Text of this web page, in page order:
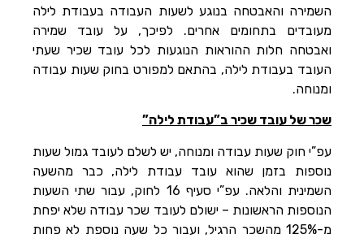
השמירה והאבטחה בנוגע לשעות העבודה בעבודת לילה
מעובדים בתחומים אחרים. לפיכך, על עובד שמירה
ואבטחה חלות ההוראות הנוגעות לכל עובד שכיר שעתי
העובד בעבודת לילה, בהתאם למפורט בחוק שעות עבודה
ומנוחה.
שכר של עובד שכיר ב”עבודת לילה”
עפ”י חוק שעות עבודה ומנוחה, יש לשלם לעובד גמול שעות
נוספות בזמן שהוא עובד עבודת לילה, כבר מהשעה
השמינית והלאה. עפ”י סעיף 16 לחוק, עבור שתי השעות
הנוספות הראשונות – ישולם לעובד שכר עבודה שלא יפחת
מ-125% מהשכר הרגיל, ועבור כל שעה נוספת לא פחות